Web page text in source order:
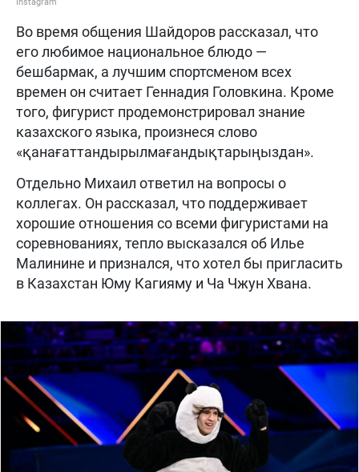
Instagram
Во время общения Шайдоров рассказал, что
его любимое национальное блюдо —
бешбармак, а лучшим спортсменом всех
времен он считает Геннадия Головкина. Кроме
того, фигурист продемонстрировал знание
казахского языка, произнеся слово
«қанағаттандырылмағандықтарыңыздан».
Отдельно Михаил ответил на вопросы о
коллегах. Он рассказал, что поддерживает
хорошие отношения со всеми фигуристами на
соревнованиях, тепло высказался об Илье
Малинине и признался, что хотел бы пригласить
в Казахстан Юму Кагияму и Ча Чжун Хвана.